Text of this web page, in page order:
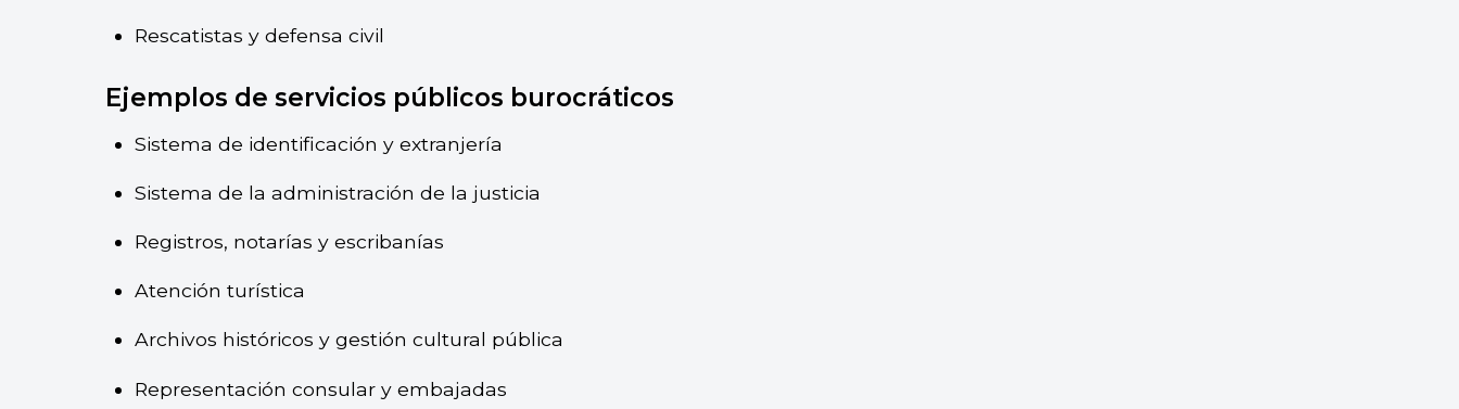
Rescatistas y defensa civil
Ejemplos de servicios públicos burocráticos
Sistema de identificación y extranjería
Sistema de la administración de la justicia
Registros, notarías y escribanías
Atención turística
Archivos históricos y gestión cultural pública
Representación consular y embajadas